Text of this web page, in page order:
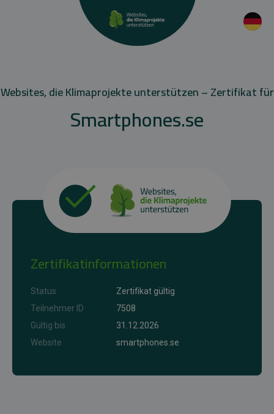
Websites, die Klimaprojekte unterstützen – Zertifikat für
Smartphones.se
Zertifikatinformationen
Status
Zertifikat gültig
Teilnehmer ID
7508
Gültig bis
31.12.2026
Website
smartphones.se